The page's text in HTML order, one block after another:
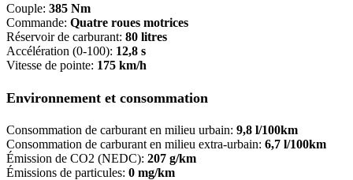
Couple: 385 Nm
Commande: Quatre roues motrices
Réservoir de carburant: 80 litres
Accélération (0-100): 12,8 s
Vitesse de pointe: 175 km/h
Environnement et consommation
Consommation de carburant en milieu urbain: 9,8 l/100km
Consommation de carburant en milieu extra-urbain: 6,7 l/100km
Émission de CO2 (NEDC): 207 g/km
Émissions de particules: 0 mg/km